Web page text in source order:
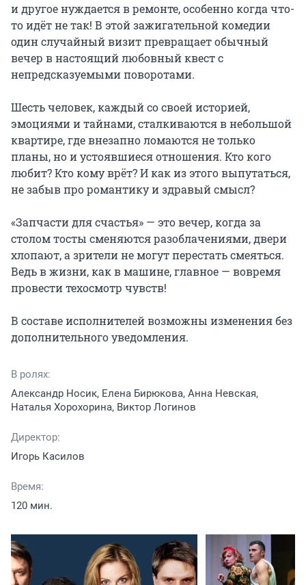
и другое нуждается в ремонте, особенно когда что-
то идёт не так! В этой зажигательной комедии
один случайный визит превращает обычный
вечер в настоящий любовный квест с
непредсказуемыми поворотами.
Шесть человек, каждый со своей историей,
эмоциями и тайнами, сталкиваются в небольшой
квартире, где внезапно ломаются не только
планы, но и устоявшиеся отношения. Кто кого
любит? Кто кому врёт? И как из этого выпутаться,
не забыв про романтику и здравый смысл?
«Запчасти для счастья» — это вечер, когда за
столом тосты сменяются разоблачениями, двери
хлопают, а зрители не могут перестать смеяться.
Ведь в жизни, как в машине, главное — вовремя
провести техосмотр чувств!
В составе исполнителей возможны изменения без
дополнительного уведомления.
В ролях:
Александр Носик, Елена Бирюкова, Анна Невская,
Наталья Хорохорина, Виктор Логинов
Директор:
Игорь Касилов
Время:
120 мин.